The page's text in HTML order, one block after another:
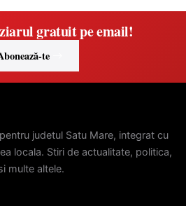
gratuit pe email!
te
judetul Satu Mare, integrat cu
locala. Stiri de actualitate, politica,
multe altele.